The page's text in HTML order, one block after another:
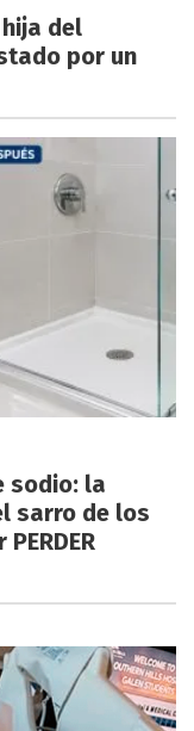
del
por un
sodio: la
sarro de los